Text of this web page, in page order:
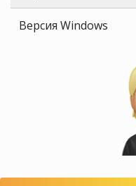
Версия Windows